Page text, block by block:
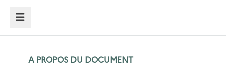
MENU
A PROPOS DU DOCUMENT